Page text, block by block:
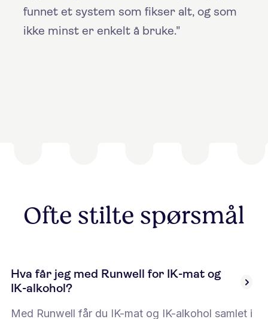
funnet et system som fikser alt, og som
ikke minst er enkelt å bruke."
Ofte stilte spørsmål
Hva får jeg med Runwell for IK-mat og
IK-alkohol?
Med Runwell får du IK-mat og IK-alkohol samlet i